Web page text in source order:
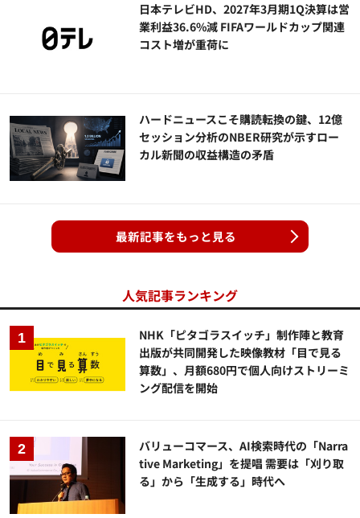
日本テレビHD、2027年3月期1Q決算は営
業利益36.6%減 FIFAワールドカップ関連
コスト増が重荷に
ハードニュースこそ購読転換の鍵、12億
セッション分析のNBER研究が示すロー
カル新聞の収益構造の矛盾
最新記事をもっと見る
人気記事ランキング
NHK「ピタゴラスイッチ」制作陣と教育
出版が共同開発した映像教材「目で見る
算数」、月額680円で個人向けストリーミ
ング配信を開始
バリューコマース、AI検索時代の「Narra
tive Marketing」を提唱 需要は「刈り取
る」から「生成する」時代へ